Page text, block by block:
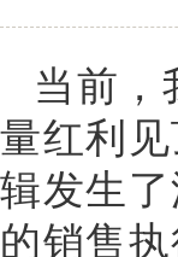
当前
量红利
辑发生
的销售